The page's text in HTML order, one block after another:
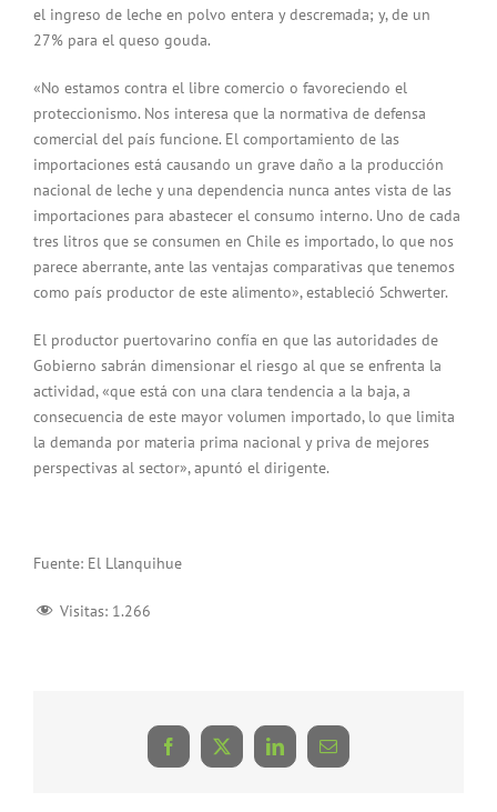
el ingreso de leche en polvo entera y descremada; y, de un
27% para el queso gouda.
«No estamos contra el libre comercio o favoreciendo el
proteccionismo. Nos interesa que la normativa de defensa
comercial del país funcione. El comportamiento de las
importaciones está causando un grave daño a la producción
nacional de leche y una dependencia nunca antes vista de las
importaciones para abastecer el consumo interno. Uno de cada
tres litros que se consumen en Chile es importado, lo que nos
parece aberrante, ante las ventajas comparativas que tenemos
como país productor de este alimento», estableció Schwerter.
El productor puertovarino confía en que las autoridades de
Gobierno sabrán dimensionar el riesgo al que se enfrenta la
actividad, «que está con una clara tendencia a la baja, a
consecuencia de este mayor volumen importado, lo que limita
la demanda por materia prima nacional y priva de mejores
perspectivas al sector», apuntó el dirigente.
Fuente: El Llanquihue
Visitas: 1.266
Facebook
X LinkedInCorreo
electrónico